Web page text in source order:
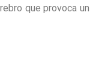
que provoca